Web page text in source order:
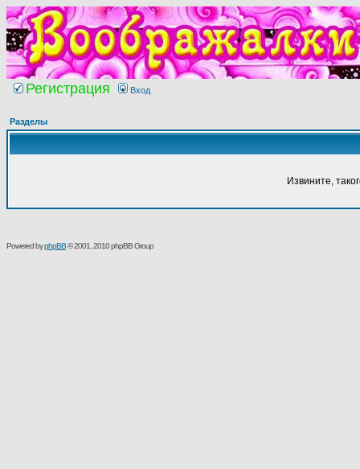
Регистрация Вход
Разделы
Извините,
Powered byphpBB© 2001, 2010 phpBB Group